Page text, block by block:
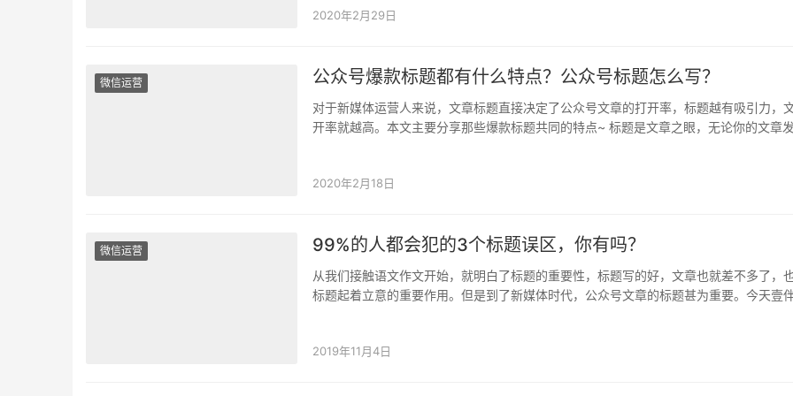
2020年2月29日
微信运营 公众号爆款标题都有什么特点？公众号标题怎么写？
对于新媒体运营人来说，文章标题直接决定了公众号文章的打开率，标题越有吸引力，
开率就越高。本文主要分享那些爆款标题共同的特点~ 标题是文章之眼，无论你的文章
2020年2月18日
微信运营 99%的人都会犯的3个标题误区，你有吗？
从我们接触语文作文开始，就明白了标题的重要性，标题写的好，文章也就差不多了，
标题起着立意的重要作用。但是到了新媒体时代，公众号文章的标题甚为重要。今天壹
2019年11月4日